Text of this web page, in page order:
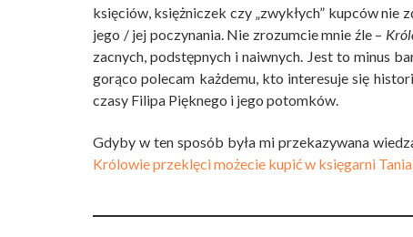
księciów, księżniczek czy „zwykłych” kupców nie
jego / jej poczynania. Nie zrozumcie mnie źle –
zacnych, podstępnych i naiwnych. Jest to minus
gorąco polecam każdemu, kto interesuje się
czasy Filipa Pięknego i jego potomków.
Gdyby w ten sposób była mi przekazywana
Królowie przeklęci możecie kupić w księgarni